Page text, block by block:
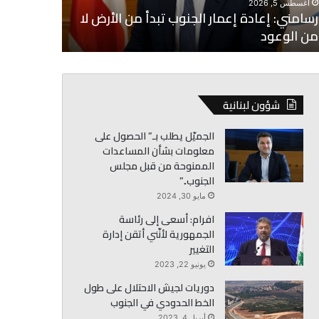
أغسطس 5, 2026
رسامني: إعادة إعمار الجنوب تبدأ من الأرض لا
من الوعود
شؤون لبنانية
الجميّل يطلب بـ” الحصول على
معلومات بشأن المساعدات
الممنوحة من قبل مجلس
الجنوب..”
مايو 30, 2024
افرام: أسعى إلى رئاسة
الجمهورية لأنّني أتقن إدارة
التغيير
يونيو 22, 2023
دوريات لجيش الاحتلال على طول
الخط الحدودي في الجنوب